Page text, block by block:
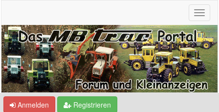
Anmelden Registrieren